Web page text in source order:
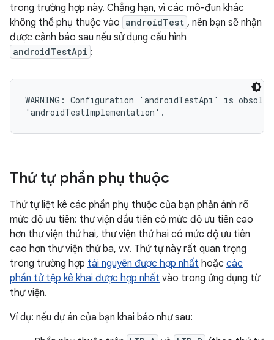
trong trường hợp này. Chẳng hạn, vì các mô-đun khác
không thể phụ thuộc vào androidTest , nên bạn sẽ nhận
được cảnh báo sau nếu sử dụng cấu hình
androidTestApi :
WARNING: Configuration 'androidTestApi' is
Thứ tự phần phụ thuộc
Thứ tự liệt kê các phần phụ thuộc của bạn phản ánh rõ
mức độ ưu tiên: thư viện đầu tiên có mức độ ưu tiên cao
hơn thư viện thứ hai, thư viện thứ hai có mức độ ưu tiên
cao hơn thư viện thứ ba, v.v. Thứ tự này rất quan trọng
trong trường hợp tài nguyên được hợp nhất hoặc các
phần tử tệp kê khai được hợp nhất vào trong ứng dụng từ
thư viện.
Ví dụ: nếu dự án của bạn khai báo như sau: